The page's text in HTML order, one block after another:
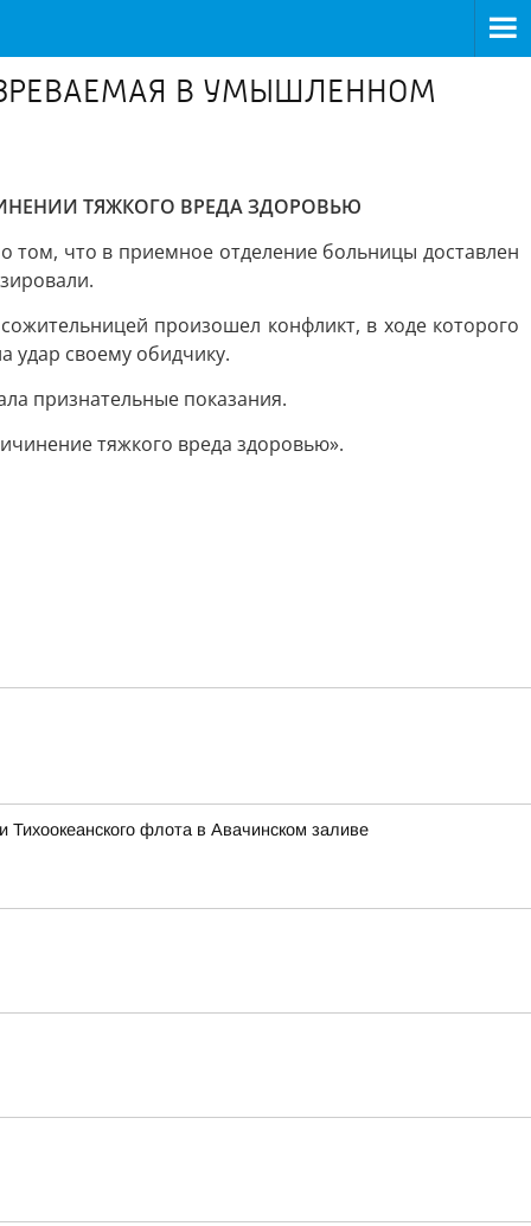
В УМЫШЛЕННОМ
ТЯЖКОГО ВРЕДА ЗДОРОВЬЮ
что в приемное отделение больницы доставлен
произошел конфликт, в ходе которого
удар своему обидчику.
признательные показания.
тяжкого вреда здоровью».
флота в Авачинском заливе